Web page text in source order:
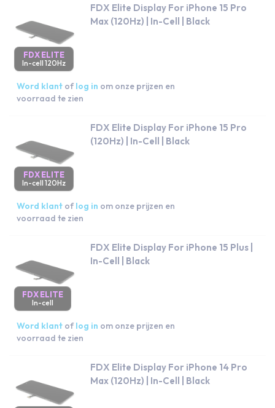
FDX ELITE
In-cell 120Hz
FDX Elite Display For iPhone 15 Pro
Max (120Hz) | In-Cell | Black
Word klant of log in om onze prijzen en
voorraad te zien
FDX ELITE
In-cell 120Hz
FDX Elite Display For iPhone 15 Pro
(120Hz) | In-Cell | Black
Word klant of log in om onze prijzen en
voorraad te zien
FDX ELITE
In-cell
FDX Elite Display For iPhone 15 Plus |
In-Cell | Black
Word klant of log in om onze prijzen en
voorraad te zien
FDX Elite Display For iPhone 14 Pro
Max (120Hz) | In-Cell | Black